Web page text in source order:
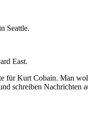
Seattle.
East.
für Kurt Cobain. Man
schreiben Nachrichten